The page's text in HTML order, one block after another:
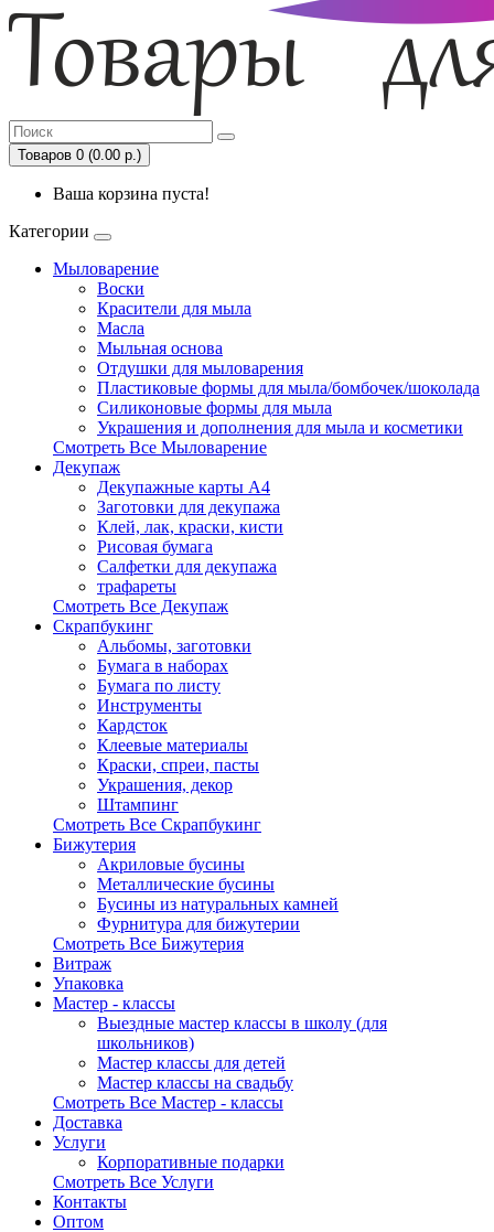
Товаров 0 (0.00 р.)
Ваша корзина пуста!
Категории
Мыловарение
Воски
Красители для мыла
Масла
Мыльная основа
Отдушки для мыловарения
Пластиковые формы для мыла/бомбочек/шоколада
Силиконовые формы для мыла
Украшения и дополнения для мыла и косметики
Смотреть Все Мыловарение
Декупаж
Декупажные карты А4
Заготовки для декупажа
Клей, лак, краски, кисти
Рисовая бумага
Салфетки для декупажа
трафареты
Смотреть Все Декупаж
Скрапбукинг
Альбомы, заготовки
Бумага в наборах
Бумага по листу
Инструменты
Кардсток
Клеевые материалы
Краски, спреи, пасты
Украшения, декор
Штампинг
Смотреть Все Скрапбукинг
Бижутерия
Акриловые бусины
Металлические бусины
Бусины из натуральных камней
Фурнитура для бижутерии
Смотреть Все Бижутерия
Витраж
Упаковка
Мастер - классы
Выездные мастер классы в школу (для
школьников)
Мастер классы для детей
Мастер классы на свадьбу
Смотреть Все Мастер - классы
Доставка
Услуги
Корпоративные подарки
Смотреть Все Услуги
Контакты
Оптом